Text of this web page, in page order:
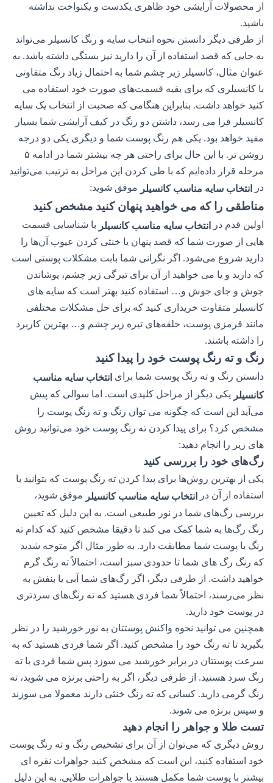
از محصولات آرایشی خود ظاهری یکدست و یکنواخت نداشته
باشید.
از طرفی دیگر دانستن نحوه انتخاب سایه و رنگ کانسیلر می‌تواند
به جایی که قصد استفاده از آن را دارید نیز بستگی داشته باشد. به
عنوان مثال، کانسیلر زیر چشم شما به احتمال زیاد رنگ متفاوتی
با کانسیلری که برای بقیه قسمت‌های صورت خود استفاده می
کنید خواهد داشت. بنابراین هنگامی که صحبت از انتخاب یک سایه
کانسیلر فرا می رسد، داشتن دو رنگ در کیف آرایشی شما بسیار
مفید خواهد بود. یکی هم رنگ پوست شما و دیگری یکی دو درجه
روشن تر. با این حال برای راحتی هر چه بیشتر شما در ادامه ۵
مرحله قرار داده‌ایم که با طی کردن این مراحل به ترتیب می‌توانید
درانتخاب سایه مناسب کانسیلرموفق شوید:
مناطقی را که می خواهید پنهان کنید مشخص کنید
اولین قدم در انتخاب سایه مناسب کانسیلربا شناسایی قسمت
هایی از صورت شما که قصد پنهان یا خنثی کردن عیوب آن‌ها را
دارید شروع می‌شود. اگر نگرانی شما بابت مشکلات پوستی است
که دارید و یا می خواهید از آن برای تیرگی زیر چشم، پوشاندن
جوش و جای جوش و… استفاده کنید بهتر است که سایه های
کانسیلر متفاوت خریداری کنید که برای حل مشکلات مختلفی
مانند قرمزی پوست، حلقه‌های تیره زیر چشم و… بهترین کاربرد
را داشته باشند.
رنگ و ته رنگ پوست خود را پیدا کنید
دانستن رنگ و ته رنگ پوست شما برایانتخاب سایه مناسب
کانسیلر یکی دیگر از مراحل کلیدی است. اما سوالی که پیش
می‌آید این است که چگونه می توان رنگ و ته رنگ پوست را
مشخص کرد؟ برای پیدا کردن ته رنگ پوست خود می‌توانید روش
های زیر را انجام دهید:
رگ‌های خود را بررسی کنید
یکی از بهترین روش‌ها برای پیدا کردن ته رنگ پوست که بتوانید با
استفاده از آن درانتخاب سایه مناسب کانسیلرموفق شوید،
بررسی رگ‌های شما در نور طبیعی است. به این دلیل که تعیین
رنگ رگ‌ها به شما کمک می کند تا دقیقا مشخص کنید که کدام ته
رنگ با پوست شما مطابقت دارد. به طور مثال اگر متوجه شدید
که رنگ رگ های شما تا حدودی سبز است، احتمالاً ته رنگ گرم
خواهید داشت. از طرفی دیگر، اگر رگ‌های شما آبی یا بنفش به
نظر می‌رسند، احتمالاً شما فردی هستید که ته‌ رنگ‌های سردتری
در پوست خود دارید.
همچنین می توانید نحوه واکنش پوستتان به نور خورشید را در نظر
بگیرید تا ته رنگ خود را مشخص کنید. اگر شما فردی هستید که به
سرعت پوستتان در برابر خورشید می سوزد پس شما فردی با ته
رنگ سرد هستید. از طرفی دیگر، اگر به راحتی برنزه می شوید، ته
رنگ گرمی دارید. کسانی که ته رنگ خنثی دارند معمولا می سوزند
و سپس برنزه می شوند.
تست طلا و جواهر را انجام دهید
روش دیگری که می‌توان از آن برای تشخیص رنگ و ته رنگ پوست
خود استفاده کنید، این است که مشخص کنید جواهرات نقره ای
بیشتر با پوست شما مکمل هستند یا جواهرات طلایی. به این دلیل